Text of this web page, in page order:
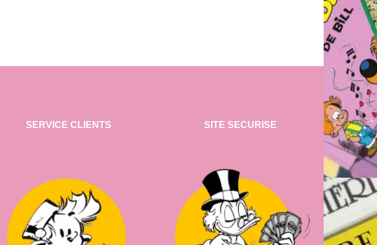
SERVICE CLIENTS SITE SECURISE